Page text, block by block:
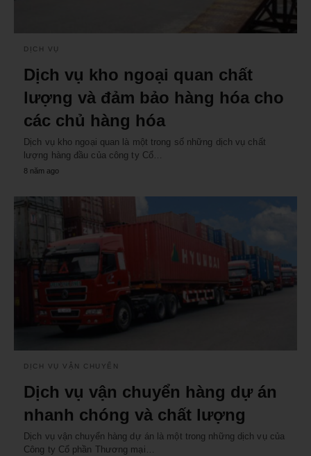
DỊCH VỤ
Dịch vụ kho ngoại quan chất
lượng và đảm bảo hàng hóa cho
các chủ hàng hóa
Dịch vụ kho ngoại quan là một trong số những dịch vụ chất
lượng hàng đầu của công ty Cổ…
8 năm ago
DỊCH VỤ VẬN CHUYỂN
Dịch vụ vận chuyển hàng dự án
nhanh chóng và chất lượng
Dịch vụ vận chuyển hàng dự án là một trong những dịch vụ của
Công ty Cổ phần Thương mại…